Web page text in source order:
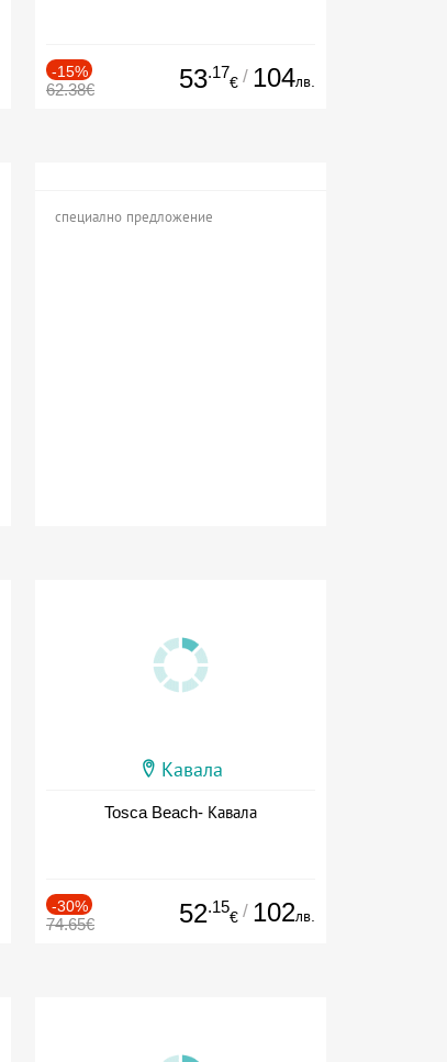
-15%
62.38€ 53.17
€ / 104лв.
специално предложение
Кавала
Tosca Beach- Кавала
-30%
74.65€ 52.15
€ / 102лв.